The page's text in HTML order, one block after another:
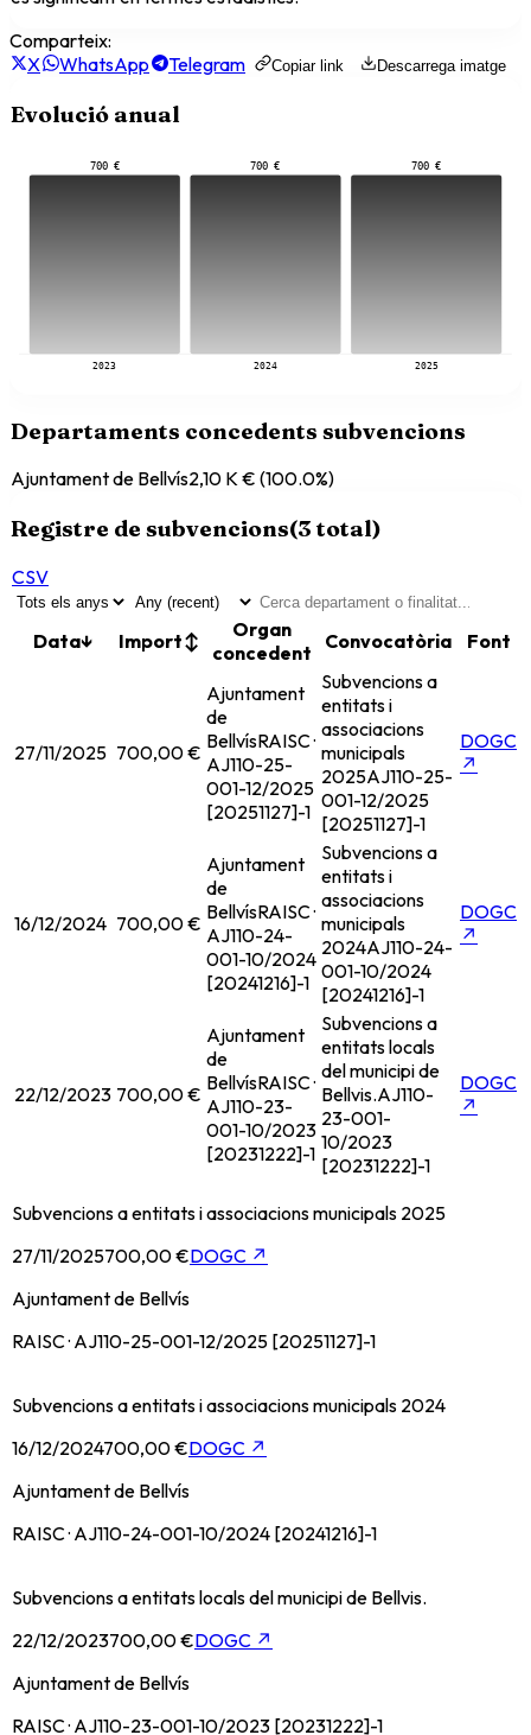
Comparteix:
X
WhatsApp Telegram Copiar link Descarrega imatge
Evolució anual
700 €
2023
700 €
2024
700 €
2025
Departaments concedents subvencions
Ajuntament de Bellvís2,10 K € (100.0%)
Registre de subvencions(3 total)
CSV
Data↓ Import↕
Organ
concedent
Convocatòria Font
27/11/2025 700,00 €
Ajuntament
de
BellvísRAISC ·
AJ110-25-
001-12/2025
[20251127]-1
Subvencions a
entitats i
associacions
municipals
2025AJ110-25-
001-12/2025
[20251127]-1
DOGC
↗
16/12/2024 700,00 €
Ajuntament
de
BellvísRAISC ·
AJ110-24-
001-10/2024
[20241216]-1
Subvencions a
entitats i
associacions
municipals
2024AJ110-24-
001-10/2024
[20241216]-1
DOGC
↗
22/12/2023 700,00 €
Ajuntament
de
BellvísRAISC ·
AJ110-23-
001-10/2023
[20231222]-1
Subvencions a
entitats locals
del municipi de
Bellvis.AJ110-
23-001-
10/2023
[20231222]-1
DOGC
↗
Subvencions a entitats i associacions municipals 2025
27/11/2025700,00 €DOGC ↗
Ajuntament de Bellvís
RAISC · AJ110-25-001-12/2025 [20251127]-1
Subvencions a entitats i associacions municipals 2024
16/12/2024700,00 €DOGC ↗
Ajuntament de Bellvís
RAISC · AJ110-24-001-10/2024 [20241216]-1
Subvencions a entitats locals del municipi de Bellvis.
22/12/2023700,00 €DOGC ↗
Ajuntament de Bellvís
RAISC · AJ110-23-001-10/2023 [20231222]-1